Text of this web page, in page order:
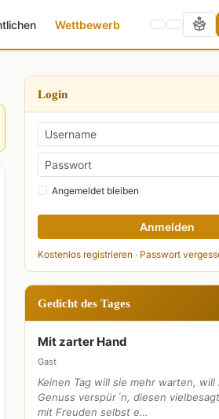
Wettbewerb
Login
Angemeldet bleiben
Anmelden
Kostenlos registrieren · Passwort
Gedicht des Tages
Mit zarter Hand
Gast
Keinen Tag will sie mehr warten,
Genuss verspür´n, diesen
mit Freuden selbst e…